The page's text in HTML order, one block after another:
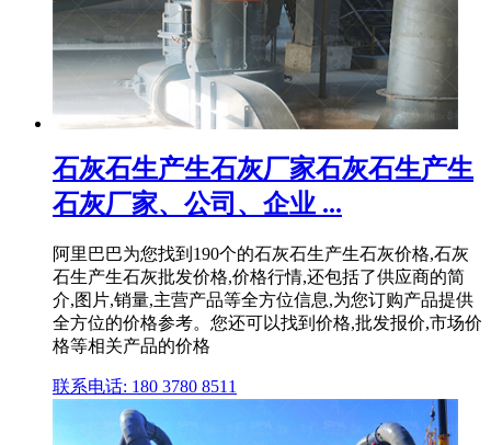
石灰石生产生石灰厂家石灰石生产生
石灰厂家、公司、企业 ...
阿里巴巴为您找到190个的石灰石生产生石灰价格,石灰
石生产生石灰批发价格,价格行情,还包括了供应商的简
介,图片,销量,主营产品等全方位信息,为您订购产品提供
全方位的价格参考。您还可以找到价格,批发报价,市场价
格等相关产品的价格
联系电话: 180 3780 8511